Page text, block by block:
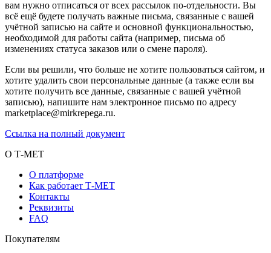
вам нужно отписаться от всех рассылок по-отдельности. Вы
всё ещё будете получать важные письма, связанные с вашей
учётной записью на сайте и основной функциональностью,
необходимой для работы сайта (например, письма об
изменениях статуса заказов или о смене пароля).
Если вы решили, что больше не хотите пользоваться сайтом, и
хотите удалить свои персональные данные (а также если вы
хотите получить все данные, связанные с вашей учётной
записью), напишите нам электронное письмо по адресу
marketplace@mirkrepega.ru.
Ссылка на полный документ
О Т-МЕТ
О платформе
Как работает Т-МЕТ
Контакты
Реквизиты
FAQ
Покупателям